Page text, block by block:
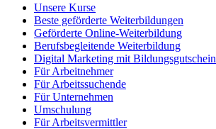
Unsere Kurse
Beste geförderte Weiterbildungen
Geförderte Online-Weiterbildung
Berufsbegleitende Weiterbildung
Digital Marketing mit Bildungsgutschein
Für Arbeitnehmer
Für Arbeitssuchende
Für Unternehmen
Umschulung
Für Arbeitsvermittler